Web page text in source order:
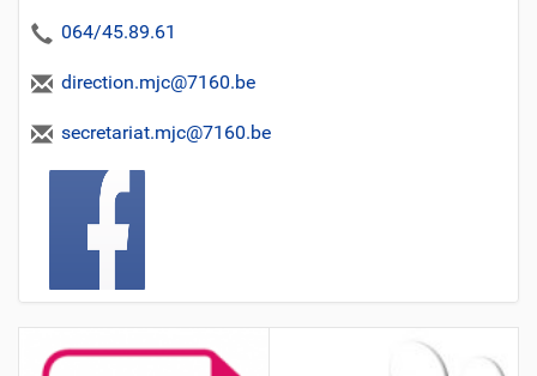
m
064/45.89.61
direction.mjc@7160.be
secretariat.mjc@7160.be